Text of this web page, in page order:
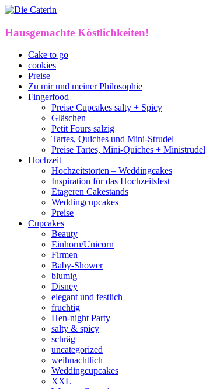
Hausgemachte Köstlichkeiten!
Cake to go
cookies
Preise
Zu mir und meiner Philosophie
Fingerfood
Preise Cupcakes salty + Spicy
Gläschen
Petit Fours salzig
Tartes, Quiches und Mini-Strudel
Preise Tartes, Mini-Quiches + Ministrudel
Hochzeit
Hochzeitstorten – Weddingcakes
Inspiration für das Hochzeitsfest
Etageren Cakestands
Weddingcupcakes
Preise
Cupcakes
Beauty
Einhorn/Unicorn
Firmen
Baby-Shower
blumig
Disney
elegant und festlich
fruchtig
Hen-night Party
salty & spicy
schräg
uncategorized
weihnachtlich
Weddingcupcakes
XXL